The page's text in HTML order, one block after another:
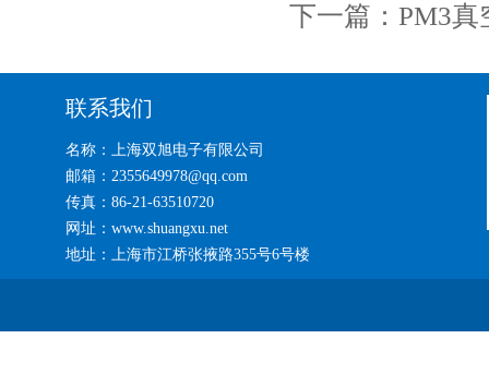
下一篇： PM3真
联系我们
名称：上海双旭电子有限公司
邮箱：2355649978@qq.com
传真：86-21-63510720
网址：www.shuangxu.net
地址：上海市江桥张掖路355号6号楼